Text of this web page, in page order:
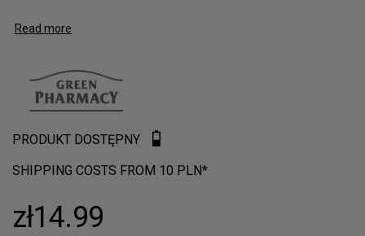
Read more
PRODUKT DOSTĘPNY
SHIPPING COSTS FROM 10 PLN*
zł14.99